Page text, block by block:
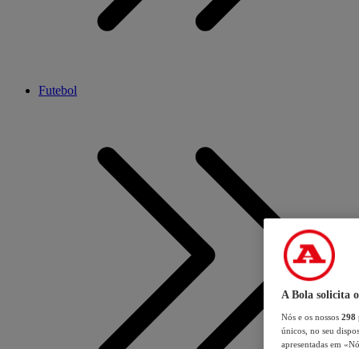
Futebol
A Bola solicita
Nós e os nossos 298
únicos, no seu
apresentadas em